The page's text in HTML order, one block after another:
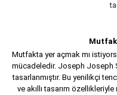
Mutfakta yer açmak mı
mücadeledir. Joseph Joseph
tasarlanmıştır. Bu yenilikçi
ve akıllı tasarım